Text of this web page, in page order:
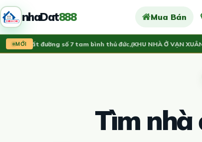
nhaDat888 Mua Bán
MỚI
đất đường số 7 tam bình thủ đức,(KHU NHÀ Ở VẠN XUÂN)LH
Tìm nhà